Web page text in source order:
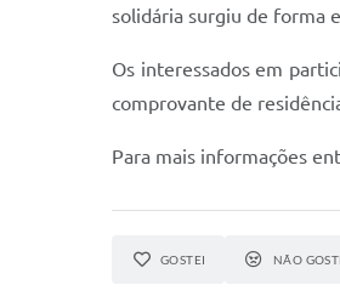
solidária surgiu de forma
Os interessados em
comprovante de
Para mais informações
GOSTEI NÃO